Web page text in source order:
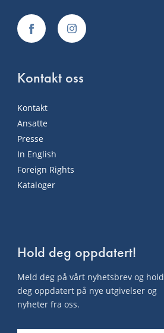
Kontakt oss
Kontakt
Ansatte
Presse
In English
Foreign Rights
Kataloger
Hold deg oppdatert!
Meld deg på vårt nyhetsbrev og hold
deg oppdatert på nye utgivelser og
nyheter fra oss.